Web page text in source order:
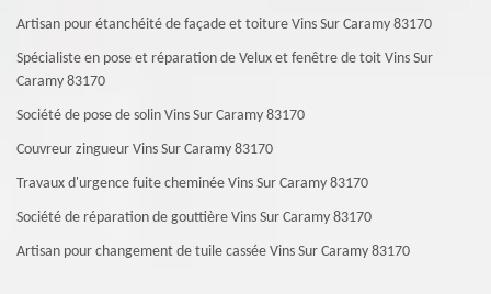
Artisan pour étanchéité de façade et toiture Vins Sur Caramy 83170
Spécialiste en pose et réparation de Velux et fenêtre de toit Vins Sur
Caramy 83170
Société de pose de solin Vins Sur Caramy 83170
Couvreur zingueur Vins Sur Caramy 83170
Travaux d'urgence fuite cheminée Vins Sur Caramy 83170
Société de réparation de gouttière Vins Sur Caramy 83170
Artisan pour changement de tuile cassée Vins Sur Caramy 83170